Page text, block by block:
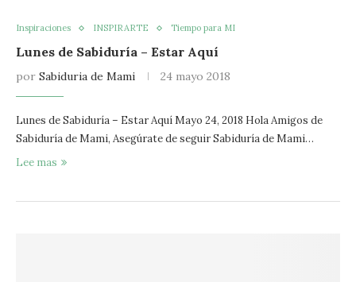
Inspiraciones INSPIRARTE Tiempo para MI
Lunes de Sabiduría – Estar Aquí
por Sabiduria de Mami 24 mayo 2018
Lunes de Sabiduría – Estar Aquí Mayo 24, 2018 Hola Amigos de
Sabiduría de Mami, Asegúrate de seguir Sabiduría de Mami…
Lee mas